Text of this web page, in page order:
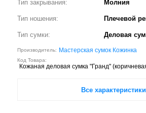
Тип закрывания: Молния
Тип ношения: Плечевой
Тип сумки: Деловая
Производитель: Мастерская сумок Кожинка
Код Товара:
Кожаная деловая сумка "Гранд"
Все характеристики